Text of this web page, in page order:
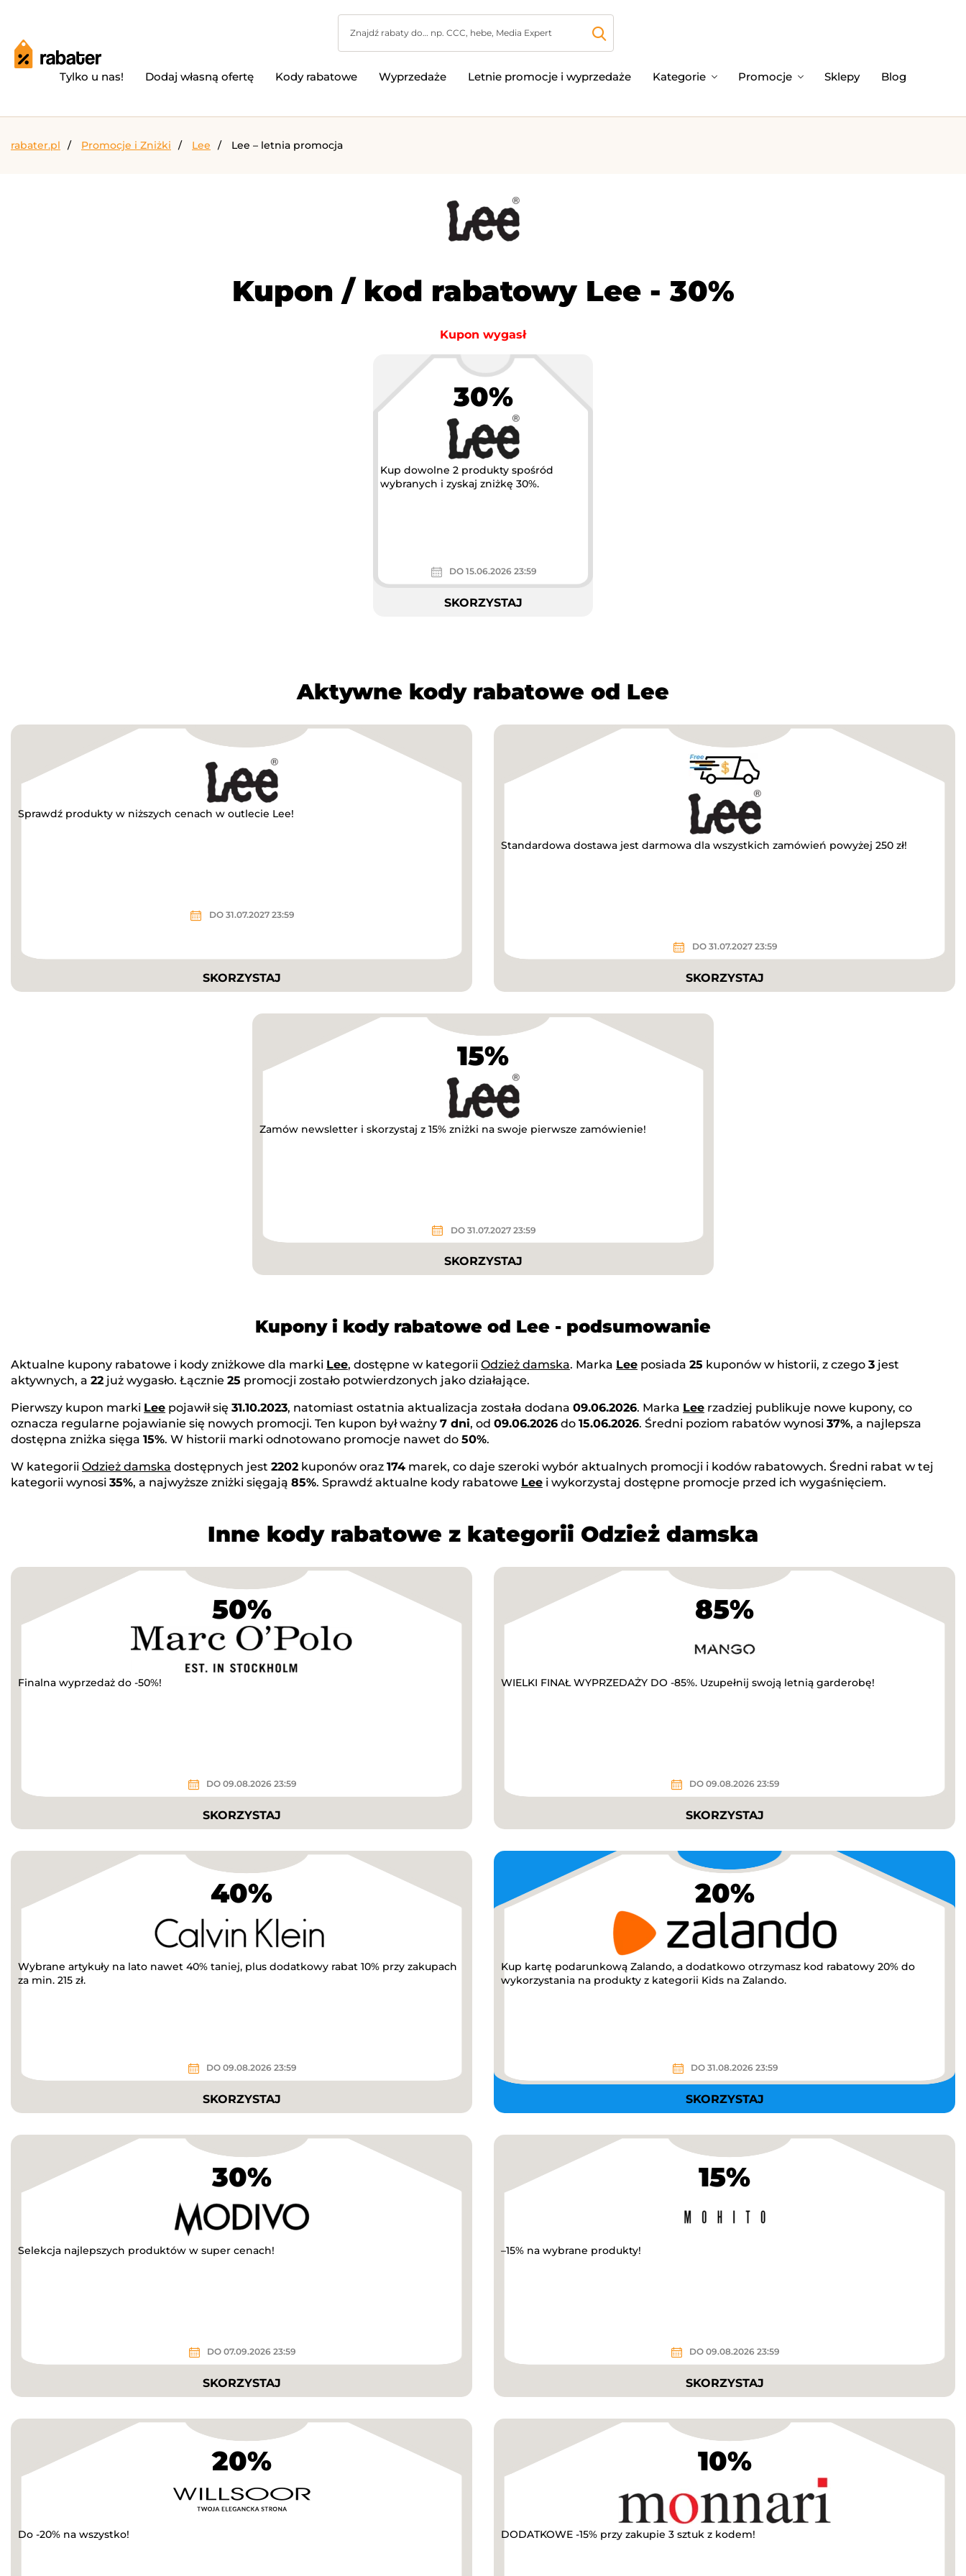
Tylko u nas! Dodaj własną ofertę Kody rabatowe Wyprzedaże Letnie promocje i wyprzedaże Kategorie Promocje Sklepy Blog
rabater.pl Promocje i Zniżki Lee Lee – letnia promocja
Kupon / kod rabatowy Lee - 30%
Kupon wygasł
30%
Kup dowolne 2 produkty spośród
wybranych i zyskaj zniżkę 30%.
DO 15.06.2026 23:59
SKORZYSTAJ
Aktywne kody rabatowe od Lee
Sprawdź produkty w niższych cenach w outlecie Lee!
DO 31.07.2027 23:59
SKORZYSTAJ
Standardowa dostawa jest darmowa dla wszystkich zamówień powyżej 250 zł!
DO 31.07.2027 23:59
SKORZYSTAJ
15%
Zamów newsletter i skorzystaj z 15% zniżki na swoje pierwsze zamówienie!
DO 31.07.2027 23:59
SKORZYSTAJ
Kupony i kody rabatowe od Lee - podsumowanie
Aktualne kupony rabatowe i kody zniżkowe dla marki Lee, dostępne w kategorii Odzież damska. Marka Lee posiada 25 kuponów w historii, z czego 3 jest
aktywnych, a 22 już wygasło. Łącznie 25 promocji zostało potwierdzonych jako działające.
Pierwszy kupon marki Lee pojawił się 31.10.2023, natomiast ostatnia aktualizacja została dodana 09.06.2026. Marka Lee rzadziej publikuje nowe kupony, co
oznacza regularne pojawianie się nowych promocji. Ten kupon był ważny 7 dni, od 09.06.2026 do 15.06.2026. Średni poziom rabatów wynosi 37%, a najlepsza
dostępna zniżka sięga 15%. W historii marki odnotowano promocje nawet do 50%.
W kategorii Odzież damska dostępnych jest 2202 kuponów oraz 174 marek, co daje szeroki wybór aktualnych promocji i kodów rabatowych. Średni rabat w tej
kategorii wynosi 35%, a najwyższe zniżki sięgają 85%. Sprawdź aktualne kody rabatowe Lee i wykorzystaj dostępne promocje przed ich wygaśnięciem.
Inne kody rabatowe z kategorii Odzież damska
50%
Finalna wyprzedaż do -50%!
DO 09.08.2026 23:59
SKORZYSTAJ
85%
WIELKI FINAŁ WYPRZEDAŻY DO -85%. Uzupełnij swoją letnią garderobę!
DO 09.08.2026 23:59
SKORZYSTAJ
40%
Wybrane artykuły na lato nawet 40% taniej, plus dodatkowy rabat 10% przy zakupach
za min. 215 zł.
DO 09.08.2026 23:59
SKORZYSTAJ
20%
Kup kartę podarunkową Zalando, a dodatkowo otrzymasz kod rabatowy 20% do
wykorzystania na produkty z kategorii Kids na Zalando.
DO 31.08.2026 23:59
SKORZYSTAJ
30%
Selekcja najlepszych produktów w super cenach!
DO 07.09.2026 23:59
SKORZYSTAJ
15%
–15% na wybrane produkty!
DO 09.08.2026 23:59
SKORZYSTAJ
20%
Do -20% na wszystko!
10%
DODATKOWE -15% przy zakupie 3 sztuk z kodem!